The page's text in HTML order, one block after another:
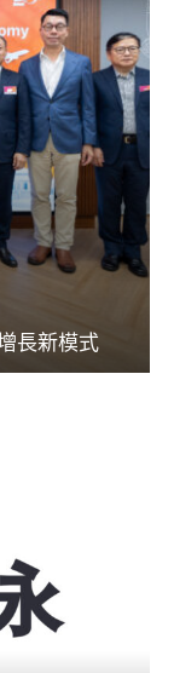
長新模式